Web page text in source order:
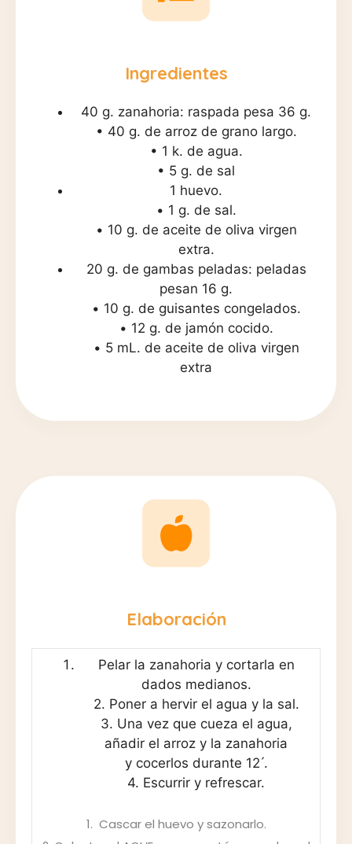
Ingredientes
40 g. zanahoria: raspada pesa 36 g.
• 40 g. de arroz de grano largo.
• 1 k. de agua.
• 5 g. de sal
1 huevo.
• 1 g. de sal.
• 10 g. de aceite de oliva virgen
extra.
20 g. de gambas peladas: peladas
pesan 16 g.
• 10 g. de guisantes congelados.
• 12 g. de jamón cocido.
• 5 mL. de aceite de oliva virgen
extra
Elaboración
Pelar la zanahoria y cortarla en
dados medianos.
2. Poner a hervir el agua y la sal.
3. Una vez que cueza el agua,
añadir el arroz y la zanahoria
y cocerlos durante 12 ́.
4. Escurrir y refrescar.
1. Cascar el huevo y sazonarlo.